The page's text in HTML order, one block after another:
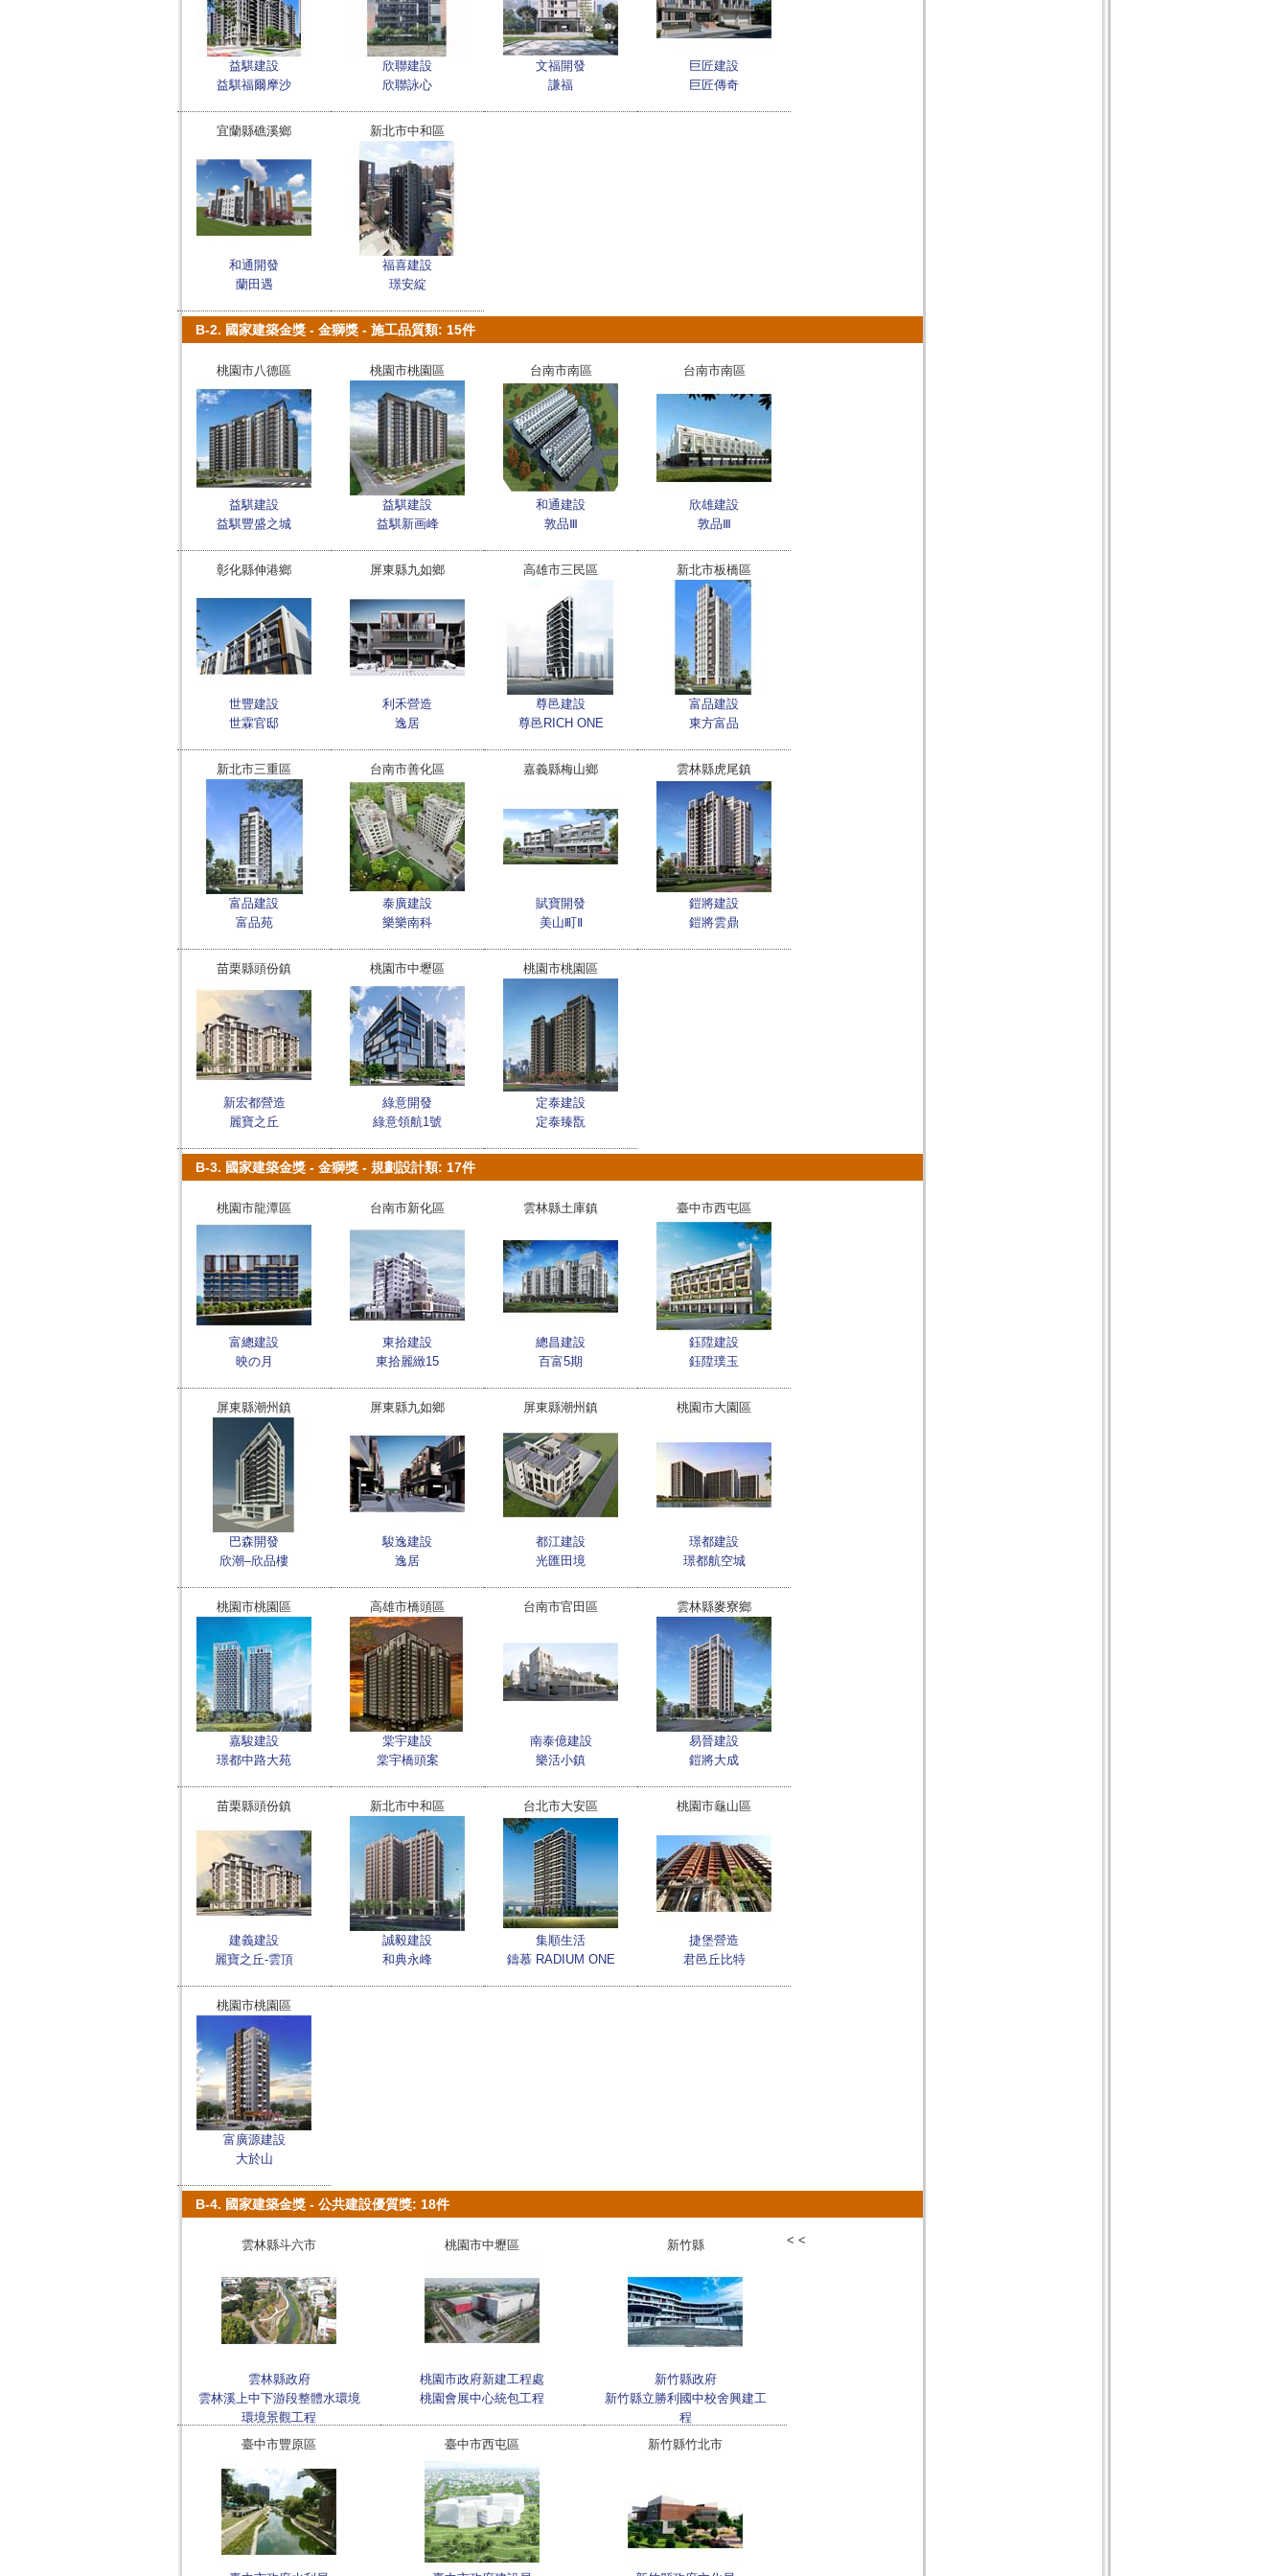
益騏建設
益騏福爾摩沙
欣聯建設
欣聯詠心
文福開發
謙福
巨匠建設
巨匠傳奇
宜蘭縣礁溪鄉
和通開發
蘭田遇
新北市中和區
福喜建設
璟安綻
B-2. 國家建築金獎 - 金獅獎 - 施工品質類: 15件
桃園市八德區
益騏建設
益騏豐盛之城
桃園市桃園區
益騏建設
益騏新画峰
台南市南區
和通建設
敦品Ⅲ
台南市南區
欣雄建設
敦品Ⅲ
彰化縣伸港鄉
世豐建設
世霖官邸
屏東縣九如鄉
利禾營造
逸居
高雄市三民區
尊邑建設
尊邑RICH ONE
新北市板橋區
富品建設
東方富品
新北市三重區
富品建設
富品苑
台南市善化區
泰廣建設
樂樂南科
嘉義縣梅山鄉
賦寶開發
美山町Ⅱ
雲林縣虎尾鎮
鎧將建設
鎧將雲鼎
苗栗縣頭份鎮
新宏都營造
麗寶之丘
桃園市中壢區
綠意開發
綠意領航1號
桃園市桃園區
定泰建設
定泰臻翫
B-3. 國家建築金獎 - 金獅獎 - 規劃設計類: 17件
桃園市龍潭區
富總建設
映の月
台南市新化區
東拾建設
東拾麗緻15
雲林縣土庫鎮
總昌建設
百富5期
臺中市西屯區
鈺陞建設
鈺陞璞玉
屏東縣潮州鎮
巴森開發
欣潮–欣品樓
屏東縣九如鄉
駿逸建設
逸居
屏東縣潮州鎮
都江建設
光匯田境
桃園市大園區
璟都建設
璟都航空城
桃園市桃園區
嘉駿建設
璟都中路大苑
高雄市橋頭區
棠宇建設
棠宇橋頭案
台南市官田區
南泰億建設
樂活小鎮
雲林縣麥寮鄉
易晉建設
鎧將大成
苗栗縣頭份鎮
建義建設
麗寶之丘-雲頂
新北市中和區
誠毅建設
和典永峰
台北市大安區
集順生活
鑄慕 RADIUM ONE
桃園市龜山區
捷堡營造
君邑丘比特
桃園市桃園區
富廣源建設
大於山
B-4. 國家建築金獎 - 公共建設優質獎: 18件
雲林縣斗六市
雲林縣政府
雲林溪上中下游段整體水環境
環境景觀工程
桃園市中壢區
桃園市政府新建工程處
桃園會展中心統包工程
新竹縣
新竹縣政府
新竹縣立勝利國中校舍興建工
程
臺中市豐原區
臺中市西屯區 新竹縣竹北市
< <